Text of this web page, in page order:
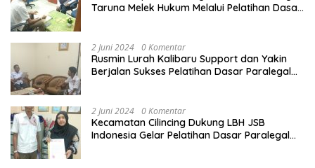
Taruna Melek Hukum Melalui Pelatihan Dasar
2 Juni 2024 0 Komentar
Rusmin Lurah Kalibaru Support dan Yakin
Berjalan Sukses Pelatihan Dasar Paralegal
2 Juni 2024 0 Komentar
Kecamatan Cilincing Dukung LBH JSB
Indonesia Gelar Pelatihan Dasar Paralegal